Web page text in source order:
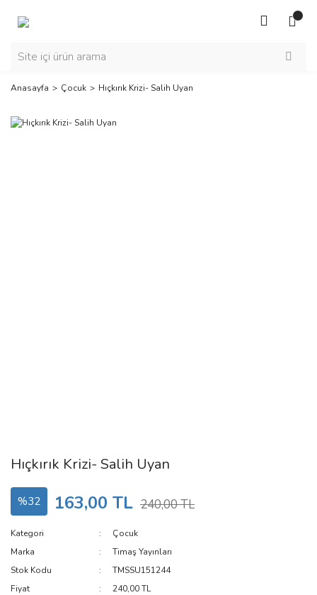
Anasayfa Çocuk Hıçkırık Krizi- Salih Uyan
Hıçkırık Krizi- Salih Uyan
%32 163,00 TL 240,00 TL
Kategori
Çocuk
Marka
Timaş Yayınları
Stok Kodu
TMSSU151244
Fiyat
240,00 TL